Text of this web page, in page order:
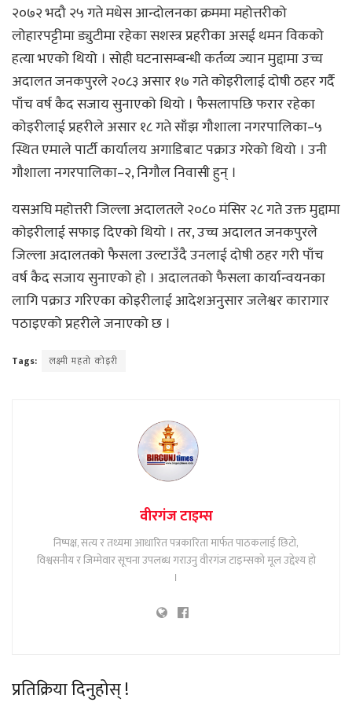
२०७२ भदौ २५ गते मधेस आन्दोलनका क्रममा महोत्तरीको
लोहारपट्टीमा ड्युटीमा रहेका सशस्त्र प्रहरीका असई थमन विकको
हत्या भएको थियो । सोही घटनासम्बन्धी कर्तव्य ज्यान मुद्दामा उच्च
अदालत जनकपुरले २०८३ असार १७ गते कोइरीलाई दोषी ठहर गर्दै
पाँच वर्ष कैद सजाय सुनाएको थियो । फैसलापछि फरार रहेका
कोइरीलाई प्रहरीले असार १८ गते साँझ गौशाला नगरपालिका–५
स्थित एमाले पार्टी कार्यालय अगाडिबाट पक्राउ गरेको थियो । उनी
गौशाला नगरपालिका–२, निगौल निवासी हुन् ।
यसअघि महोत्तरी जिल्ला अदालतले २०८० मंसिर २८ गते उक्त मुद्दामा
कोइरीलाई सफाइ दिएको थियो । तर, उच्च अदालत जनकपुरले
जिल्ला अदालतको फैसला उल्टाउँदै उनलाई दोषी ठहर गरी पाँच
वर्ष कैद सजाय सुनाएको हो । अदालतको फैसला कार्यान्वयनका
लागि पक्राउ गरिएका कोइरीलाई आदेशअनुसार जलेश्वर कारागार
पठाइएको प्रहरीले जनाएको छ ।
Tags: लक्ष्मी महतो कोइरी
वीरगंज टाइम्स
निष्पक्ष, सत्य र तथ्यमा आधारित पत्रकारिता मार्फत पाठकलाई छिटो,
विश्वसनीय र जिम्मेवार सूचना उपलब्ध गराउनु वीरगंज टाइम्सको मूल उद्देश्य हो
।
प्रतिक्रिया दिनुहोस् !